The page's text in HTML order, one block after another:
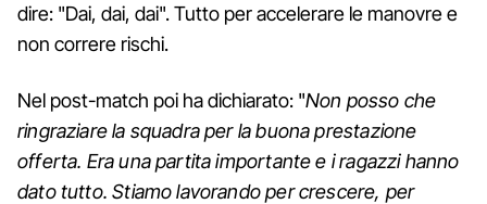
dire: "Dai, dai, dai". Tutto per accelerare le manovre e
non correre rischi.
Nel post-match poi ha dichiarato: "Non posso che
ringraziare la squadra per la buona prestazione
offerta. Era una partita importante e i ragazzi hanno
dato tutto. Stiamo lavorando per crescere, per